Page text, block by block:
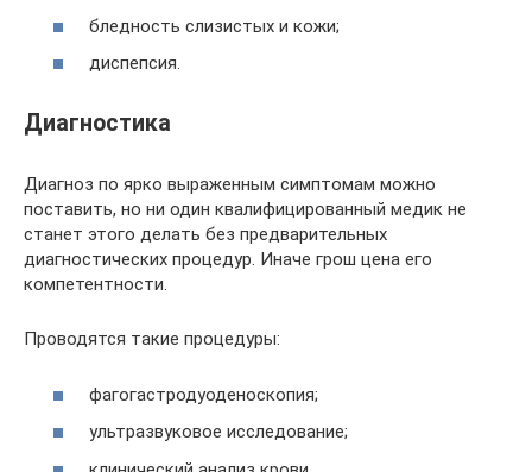
бледность слизистых и кожи;
диспепсия.
Диагностика
Диагноз по ярко выраженным симптомам можно
поставить, но ни один квалифицированный медик не
станет этого делать без предварительных
диагностических процедур. Иначе грош цена его
компетентности.
Проводятся такие процедуры:
фагогастродуоденоскопия;
ультразвуковое исследование;